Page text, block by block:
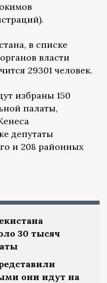
в списке
власти
29301 человек.
избраны 150
палаты,
депутаты
и 208 районных
30 тысяч
они идут на